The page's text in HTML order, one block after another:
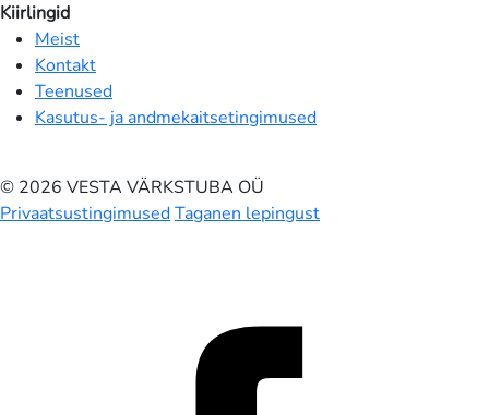
Kiirlingid
Meist
Kontakt
Teenused
Kasutus- ja andmekaitsetingimused
© 2026 VESTA VÄRKSTUBA OÜ
PrivaatsustingimusedTaganen lepingust